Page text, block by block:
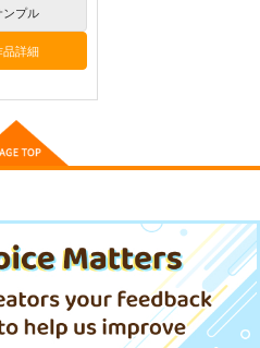
ー部
ンプル
カート カート
ェスター 3
第十四機
（税込）
ンプル
品詳細
神座万象・第十四機
2,178円（税込）
サンプル
作品詳細
ンプル
品詳細